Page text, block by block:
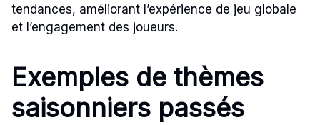
tendances, améliorant l’expérience de jeu globale
et l’engagement des joueurs.
Exemples de thèmes
saisonniers passés